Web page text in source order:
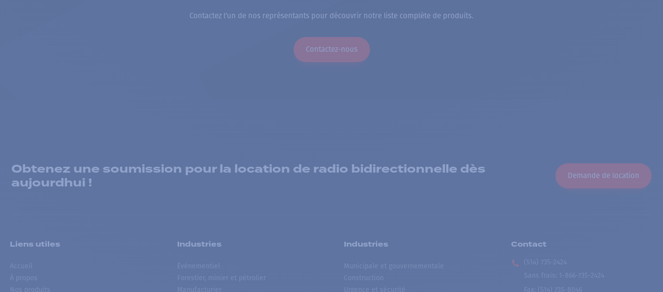
Contactez l’un de nos représentants pour découvrir notre liste complète de produits.
Contactez-nous
Obtenez une soumission pour la location de radio bidirectionnelle dès
aujourdhui !
Demande de location
Liens utiles
Accueil
À propos
Nos produits
Industries
Événementiel
Forestier, minier et pétrolier
Manufacturier
Industries
Municipale et gouvernementale
Construction
Urgence et sécurité
Contact
(514) 735-2424
Sans frais
1-866-735-2424
Fax: (514) 735-8046